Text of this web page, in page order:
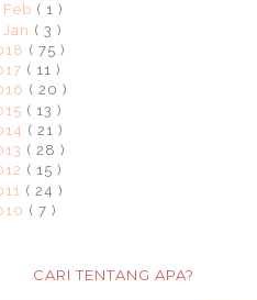
Feb ( 1 )
Jan ( 3 )
( 75 )
( 11 )
( 20 )
( 13 )
( 21 )
( 28 )
( 15 )
( 24 )
( 7 )
CARI TENTANG APA?